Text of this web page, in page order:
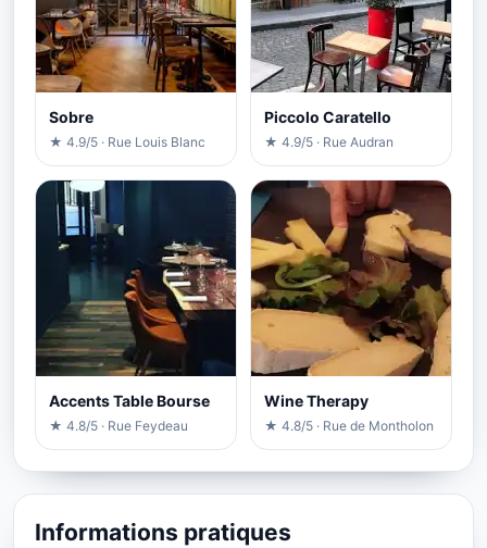
Sobre
★ 4.9/5 · Rue Louis Blanc
Piccolo Caratello
★ 4.9/5 · Rue Audran
Accents Table Bourse
★ 4.8/5 · Rue Feydeau
Wine Therapy
★ 4.8/5 · Rue de Montholon
Informations pratiques